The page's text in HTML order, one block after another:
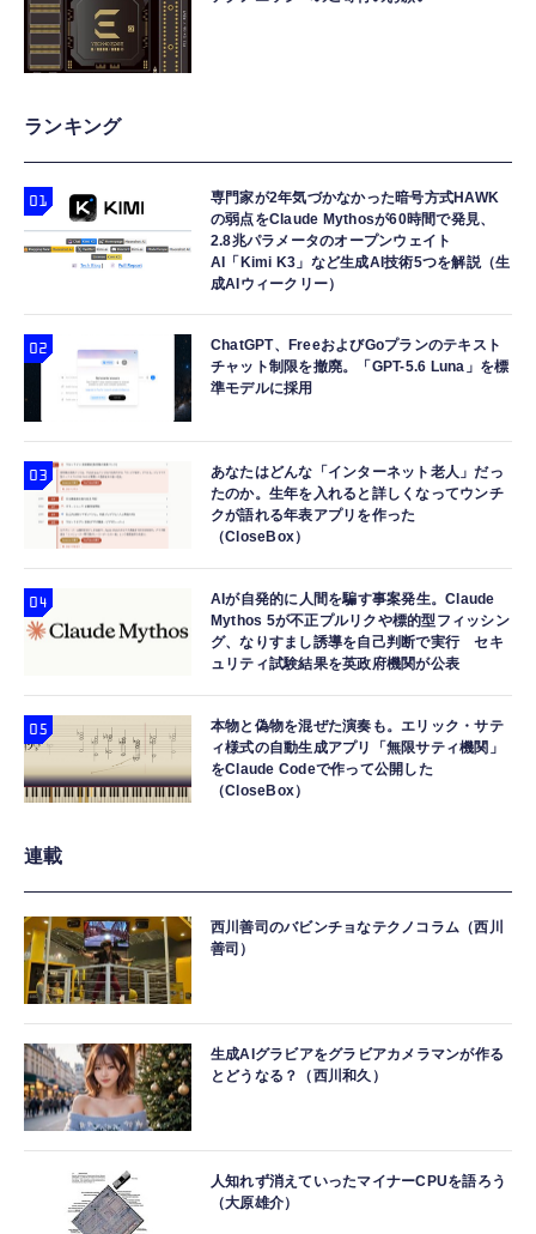
ランキング
専門家が2年気づかなかった暗号方式HAWK
の弱点をClaude Mythosが60時間で発見、
2.8兆パラメータのオープンウェイト
AI「Kimi K3」など生成AI技術5つを解説（生
成AIウィークリー）
ChatGPT、FreeおよびGoプランのテキスト
チャット制限を撤廃。「GPT-5.6 Luna」を標
準モデルに採用
あなたはどんな「インターネット老人」だっ
たのか。生年を入れると詳しくなってウンチ
クが語れる年表アプリを作った
（CloseBox）
AIが自発的に人間を騙す事案発生。Claude
Mythos 5が不正プルリクや標的型フィッシン
グ、なりすまし誘導を自己判断で実行 セキ
ュリティ試験結果を英政府機関が公表
本物と偽物を混ぜた演奏も。エリック・サテ
ィ様式の自動生成アプリ「無限サティ機関」
をClaude Codeで作って公開した
（CloseBox）
連載
西川善司のバビンチョなテクノコラム（西川
善司）
生成AIグラビアをグラビアカメラマンが作る
とどうなる？（西川和久）
人知れず消えていったマイナーCPUを語ろう
（大原雄介）